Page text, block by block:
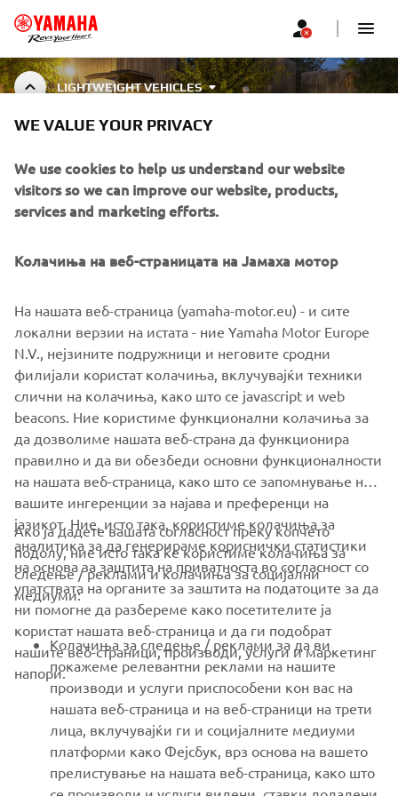
LIGHTWEIGHT VEHICLES
LIGHTWEIGHT VEHICLE
ACCESSORIES
MORE YAMAHA
SUPPORT
NEWSLETTER
Be the first one to learn about latest deals, special events, new
releases and much more
SUBSCRIBE
Read our Privacy Policy to learn how we process your personal
data:Privacy policy
North Macedonia (Macedonian)
WE VALUE YOUR PRIVACY
We use cookies to help us understand our website
visitors so we can improve our website, products,
services and marketing efforts.
Колачиња на веб-страницата на Јамаха мотор
На нашата веб-страница (yamaha-motor.eu) - и сите
локални верзии на истата - ние Yamaha Motor Europe
N.V., нејзините подружници и неговите сродни
филијали користат колачиња, вклучувајќи техники
слични на колачиња, како што се javascript и web
beacons. Ние користиме функционални колачиња за
да дозволиме нашата веб-страна да функционира
правилно и да ви обезбеди основни функционалности
на нашата веб-страница, како што се запомнување на
вашите ингеренции за најава и преференци на
јазикот. Ние, исто така, користиме колачиња за
аналитика за да генерираме кориснички статистики
на основа за заштита на приватноста во согласност со
упатствата на органите за заштита на податоците за да
ни помогне да разбереме како посетителите ја
користат нашата веб-страница и да ги подобрат
нашите веб-страници, производи, услуги и маркетинг
напори.
Ако ја дадете вашата согласност преку копчето
подолу, ние исто така ќе користиме колачиња за
следење / реклами и колачиња за социјални
медиуми:
Колачиња за следење / реклами за да ви
покажеме релевантни реклами на нашите
производи и услуги приспособени кон вас на
нашата веб-страница и на веб-страници на трети
лица, вклучувајќи ги и социјалните медиуми
платформи како Фејсбук, врз основа на вашето
прелистување на нашата веб-страница, како што